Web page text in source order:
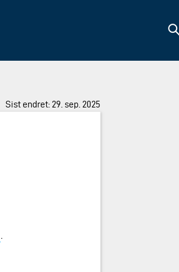
Sist endret: 29. sep. 2025